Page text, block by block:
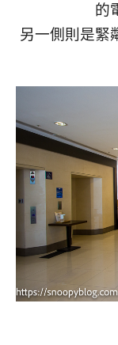
的
另一側則是緊